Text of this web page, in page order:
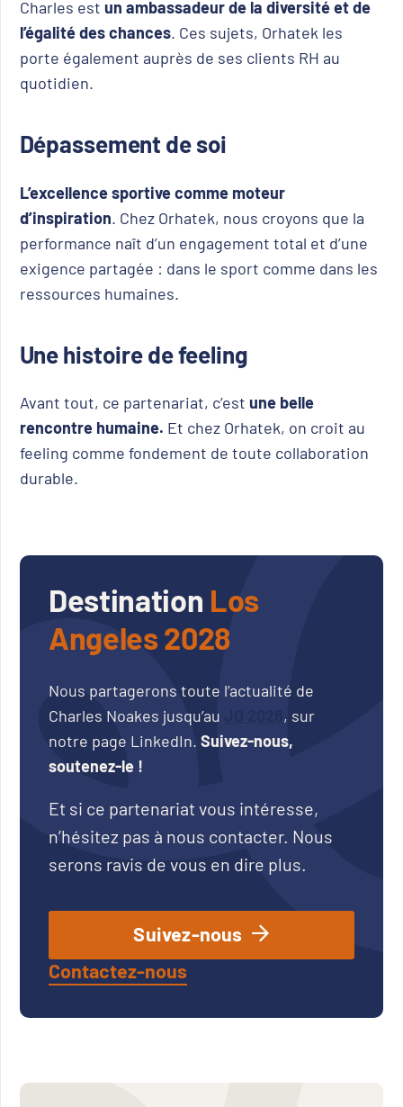
Charles est un ambassadeur de la diversité et de
l’égalité des chances. Ces sujets, Orhatek les
porte également auprès de ses clients RH au
quotidien.
Dépassement de soi
L’excellence sportive comme moteur
d’inspiration. Chez Orhatek, nous croyons que la
performance naît d’un engagement total et d’une
exigence partagée : dans le sport comme dans les
ressources humaines.
Une histoire de feeling
Avant tout, ce partenariat, c’est une belle
rencontre humaine. Et chez Orhatek, on croit au
feeling comme fondement de toute collaboration
durable.
Destination Los
Angeles 2028
Nous partagerons toute l’actualité de
Charles Noakes jusqu’au
, sur
notre page LinkedIn. Suivez-nous,
soutenez-le !
Et si ce partenariat vous intéresse,
n’hésitez pas à nous contacter. Nous
serons ravis de vous en dire plus.
Suivez-nous
Contactez-nous